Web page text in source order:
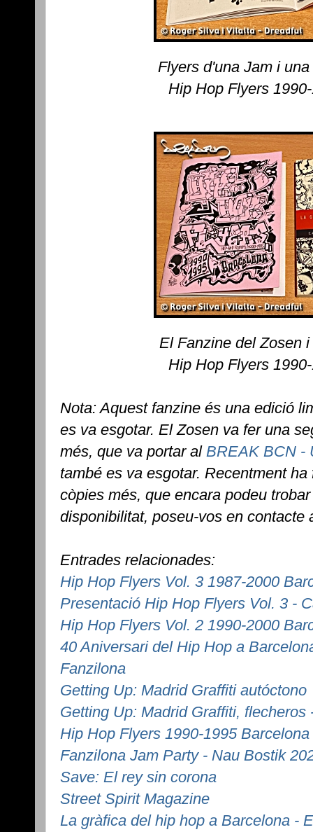
Flyers d'una Jam i
Hip Hop Flyers
El Fanzine del Zosen
Hip Hop Flyers
Nota: Aquest fanzine és una edició
es va esgotar. El Zosen va fer una
més, que va portar al BREAK BCN -
també es va esgotar. Recentment
còpies més, que encara podeu
disponibilitat, poseu-vos en contacte
Entrades relacionades:
Hip Hop Flyers Vol. 3 1987-2000
Presentació Hip Hop Flyers Vol. 3 -
Hip Hop Flyers Vol. 2 1990-2000
40 Aniversari del Hip Hop a
Fanzilona
Getting Up: Madrid Graffiti autóctono
Getting Up: Madrid Graffiti, flecheros
Hip Hop Flyers 1990-1995 Barcelona
Fanzilona Jam Party - Nau Bostik
Save: El rey sin corona
Street Spirit Magazine
La gràfica del hip hop a Barcelona -